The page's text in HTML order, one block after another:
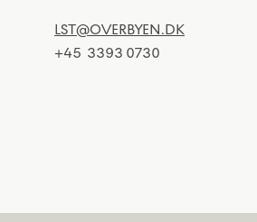
LST@OVERBYEN.DK
+45 3393 0730